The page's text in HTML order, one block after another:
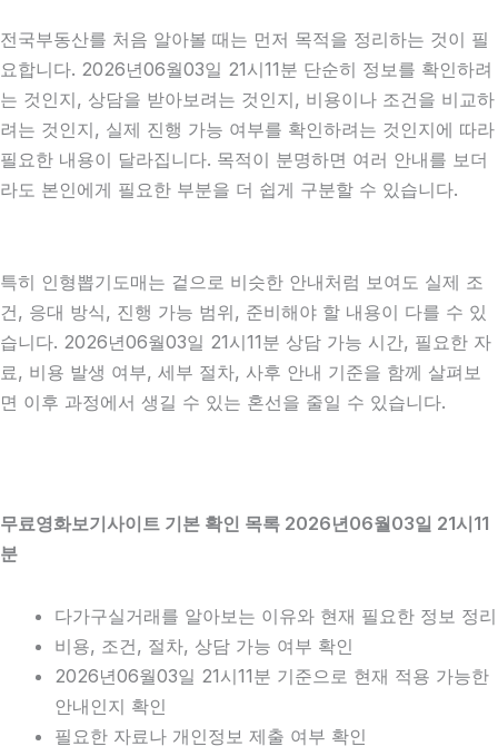
전국부동산를 처음 알아볼 때는 먼저 목적을 정리하는 것이 필
요합니다. 2026년06월03일 21시11분 단순히 정보를 확인하려
는 것인지, 상담을 받아보려는 것인지, 비용이나 조건을 비교하
려는 것인지, 실제 진행 가능 여부를 확인하려는 것인지에 따라
필요한 내용이 달라집니다. 목적이 분명하면 여러 안내를 보더
라도 본인에게 필요한 부분을 더 쉽게 구분할 수 있습니다.
특히 인형뽑기도매는 겉으로 비슷한 안내처럼 보여도 실제 조
건, 응대 방식, 진행 가능 범위, 준비해야 할 내용이 다를 수 있
습니다. 2026년06월03일 21시11분 상담 가능 시간, 필요한 자
료, 비용 발생 여부, 세부 절차, 사후 안내 기준을 함께 살펴보
면 이후 과정에서 생길 수 있는 혼선을 줄일 수 있습니다.
무료영화보기사이트 기본 확인 목록 2026년06월03일 21시11
분
다가구실거래를 알아보는 이유와 현재 필요한 정보 정리
비용, 조건, 절차, 상담 가능 여부 확인
2026년06월03일 21시11분 기준으로 현재 적용 가능한
안내인지 확인
필요한 자료나 개인정보 제출 여부 확인